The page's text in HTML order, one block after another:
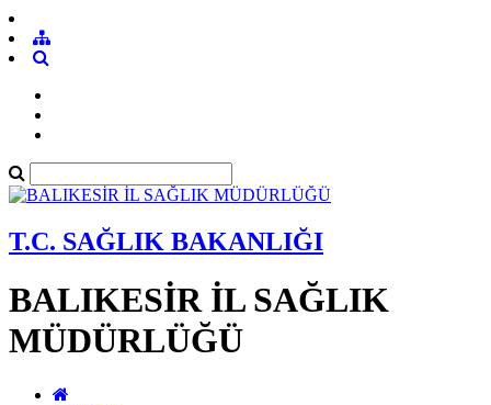
T.C. SAĞLIK BAKANLIĞI
BALIKESİR İL SAĞLIK
MÜDÜRLÜĞÜ